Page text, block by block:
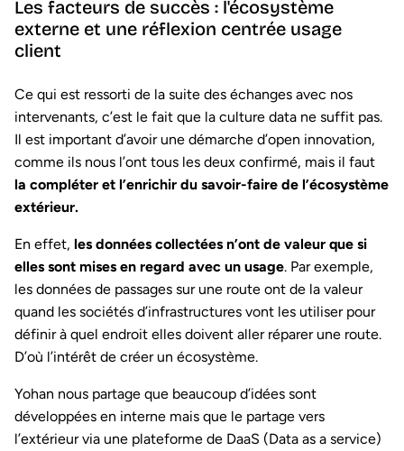
Les facteurs de succès : l'écosystème
externe et une réflexion centrée usage
client
Ce qui est ressorti de la suite des échanges avec nos
intervenants, c’est le fait que la culture data ne suffit pas.
Il est important d’avoir une démarche d’open innovation,
comme ils nous l’ont tous les deux confirmé, mais il faut
la compléter et l’enrichir du savoir-faire de l’écosystème
extérieur.
En effet, les données collectées n’ont de valeur que si
elles sont mises en regard avec un usage. Par exemple,
les données de passages sur une route ont de la valeur
quand les sociétés d’infrastructures vont les utiliser pour
définir à quel endroit elles doivent aller réparer une route.
D’où l’intérêt de créer un écosystème.
Yohan nous partage que beaucoup d’idées sont
développées en interne mais que le partage vers
l’extérieur via une plateforme de DaaS (Data as a service)